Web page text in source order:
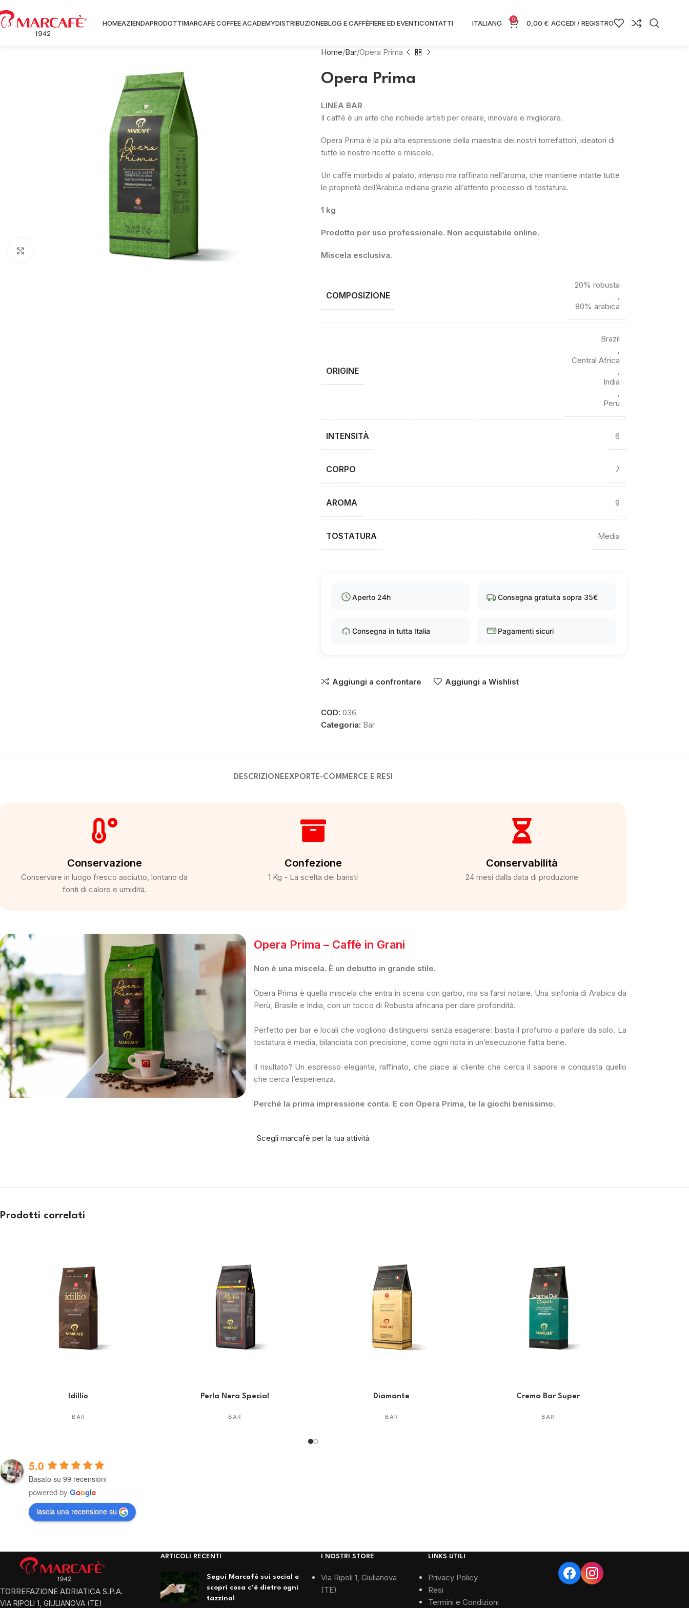
HOMEAZIENDAPRODOTTIMARCAFÈ COFFEE ACADEMYDISTRIBUZIONEBLOG E CAFFÈFIERE ED EVENTICONTATTI ITALIANO 0 0,00 € ACCEDI / REGISTRO
Fai clic per ingrandire
Home Bar Opera Prima
Opera Prima
LINEA BAR
Il caffè è un arte che richiede artisti per creare, innovare e migliorare.
Opera Prima è la più alta espressione della maestria dei nostri torrefattori, ideatori di
tutte le nostre ricette e miscele.
Un caffè morbido al palato, intenso ma raffinato nell’aroma, che mantiene intatte tutte
le proprietà dell’Arabica indiana grazie all’attento processo di tostatura.
1 kg
Prodotto per uso professionale. Non acquistabile online.
Miscela esclusiva.
COMPOSIZIONE
20% robusta
,
80% arabica
ORIGINE
Brazil
,
Central Africa
,
India
,
Peru
INTENSITÀ 6
CORPO 7
AROMA 9
TOSTATURA Media
Aperto 24h Consegna gratuita sopra 35€
Consegna in tutta Italia Pagamenti sicuri
Aggiungi a confrontare Aggiungi a Wishlist
COD: 036
Categoria: Bar
DESCRIZIONEEXPORT E-COMMERCE E RESI
Conservazione
Conservare in luogo fresco asciutto, lontano da
fonti di calore e umidità.​
Confezione
1 Kg - La scelta dei baristi
Conservabilità
24 mesi dalla data di produzione​
Opera Prima – Caffè in Grani
Non è una miscela. È un debutto in grande stile.
Opera Prima è quella miscela che entra in scena con garbo, ma sa farsi notare. Una sinfonia di Arabica da
Perù, Brasile e India, con un tocco di Robusta africana per dare profondità.
Perfetto per bar e locali che vogliono distinguersi senza esagerare: basta il profumo a parlare da solo. La
tostatura è media, bilanciata con precisione, come ogni nota in un’esecuzione fatta bene.
Il risultato? Un espresso elegante, raffinato, che piace al cliente che cerca il sapore e conquista quello
che cerca l’esperienza.
Perché la prima impressione conta. E con Opera Prima, te la giochi benissimo.
Scegli marcafè per la tua attività
Prodotti correlati
Idillio
BAR
Perla Nera Special
BAR
Diamante
BAR
Crema Bar Super
BAR
5.0
Basato su 99 recensioni
powered by Google
lascia una recensione su
TORREFAZIONE ADRIATICA S.P.A.
VIA RIPOLI 1, GIULIANOVA (TE)
ARTICOLI RECENTI
Segui Marcafè sui social e
scopri cosa c’è dietro ogni
tazzina!
I NOSTRI STORE
Via Ripoli 1, Giulianova
(TE)
LINKS UTILI
Privacy Policy
Resi
Termini e Condizioni